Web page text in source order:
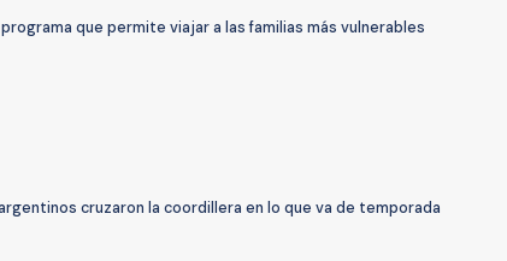
que permite viajar a las familias más vulnerables
cruzaron la coordillera en lo que va de temporada